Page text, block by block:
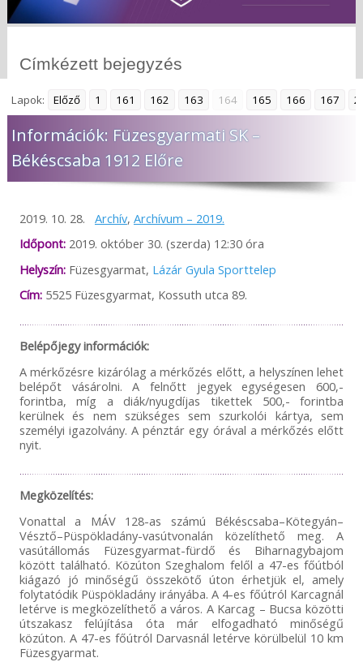
Címkézett bejegyzés
Lapok: Előző 1 161 162 163 164 165 166 167
Információk: Füzesgyarmati SK –
Békéscsaba 1912 Előre
2019. 10. 28. Archív, Archívum – 2019.
Időpont:2019. október 30. (szerda) 12:30 óra
Helyszín: Füzesgyarmat, Lázár Gyula Sporttelep
Cím:5525 Füzesgyarmat, Kossuth utca 89.
Belépőjegy információk:
A mérkőzésre kizárólag a mérkőzés előtt, a helyszínen lehet
belépőt vásárolni. A felnőtt jegyek egységesen 600,-
forintba, míg a diák/nyugdíjas tikettek 500,- forintba
kerülnek és nem szükséges sem szurkolói kártya, sem
személyi igazolvány. A pénztár egy órával a mérkőzés előtt
nyit.
Megközelítés:
Vonattal a MÁV 128-as számú Békéscsaba–Kötegyán–
Vésztő–Püspökladány-vasútvonalán közelíthető meg. A
vasútállomás Füzesgyarmat-fürdő és Biharnagybajom
között található. Közúton Szeghalom felől a 47-es főútból
kiágazó jó minőségű összekötő úton érhetjük el, amely
folytatódik Püspökladány irányába. A 4-es főútról Karcagnál
letérve is megközelíthető a város. A Karcag – Bucsa közötti
útszakasz felújítása óta már elfogadható minőségű
közúton. A 47-es főútról Darvasnál letérve körülbelül 10 km
Füzesgyarmat.